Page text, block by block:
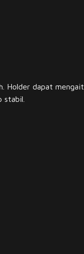
Holder dapat mengait
stabil.